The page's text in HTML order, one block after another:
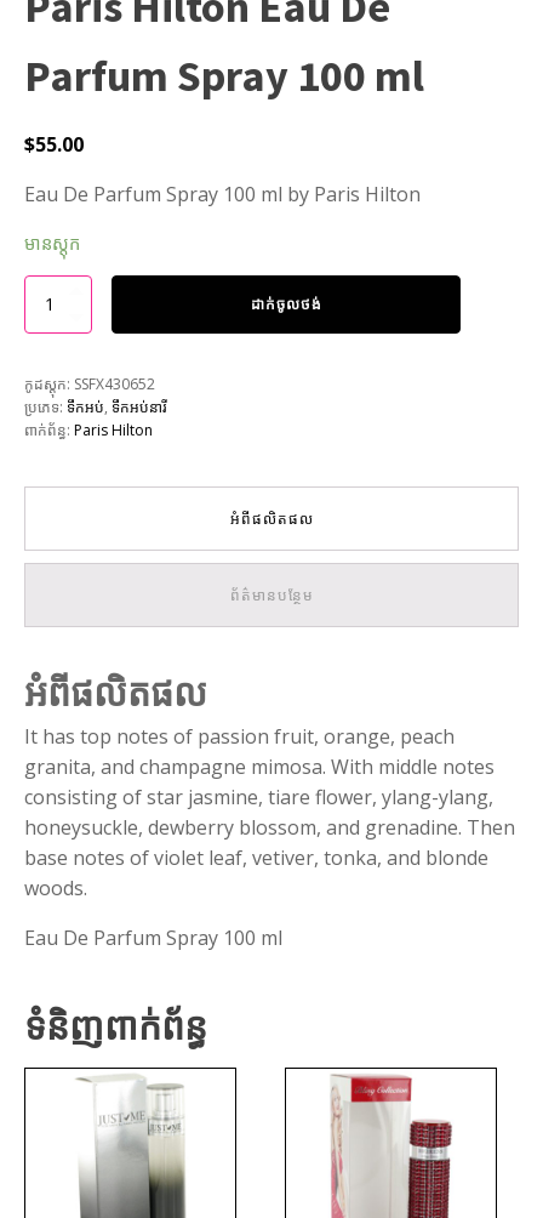
Parfum Spray 100 ml
$55.00
Eau De Parfum Spray 100 ml by Paris Hilton
មានស្តុក
ដាក់ចូលថង់
កូដស្តុក: SSFX430652
ប្រភេទ: ទឹកអប់, ទឹកអប់នារី
ពាក់ព័ន្ធ: Paris Hilton
អំពីផលិតផល
ព័ត៌មានបន្ថែម
អំពីផលិតផល
It has top notes of passion fruit, orange, peach
granita, and champagne mimosa. With middle notes
consisting of star jasmine, tiare flower, ylang-ylang,
honeysuckle, dewberry blossom, and grenadine. Then
base notes of violet leaf, vetiver, tonka, and blonde
woods.
Eau De Parfum Spray 100 ml
ទំនិញពាក់ព័ន្ធ